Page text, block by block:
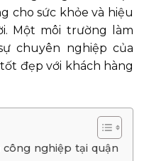
cho sức khỏe và hiệu
Một môi trường làm
chuyên nghiệp của
đẹp với khách hàng
công nghiệp tại quận